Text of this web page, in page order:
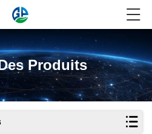
Produits